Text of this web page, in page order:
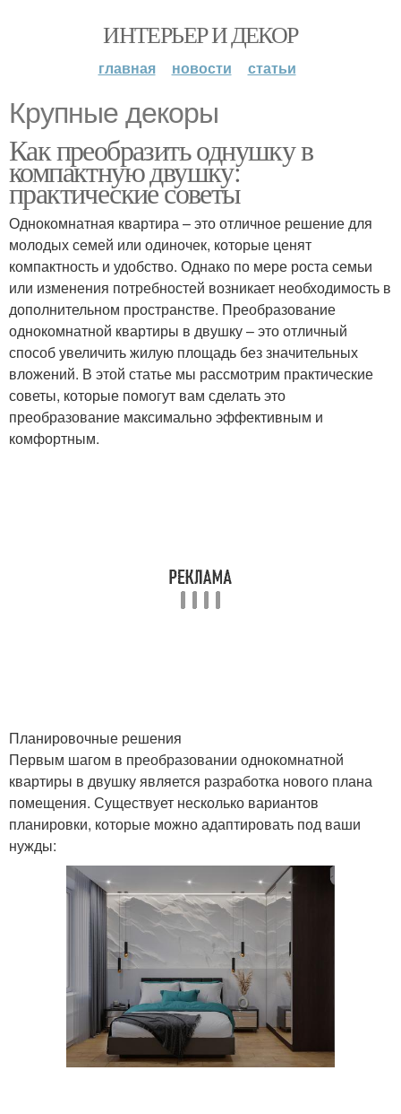
ИНТЕРЬЕР И ДЕКОР
главная новости статьи
Крупные декоры
Как преобразить однушку в
компактную двушку:
практические советы
Однокомнатная квартира – это отличное решение для
молодых семей или одиночек, которые ценят
компактность и удобство. Однако по мере роста семьи
или изменения потребностей возникает необходимость в
дополнительном пространстве. Преобразование
однокомнатной квартиры в двушку – это отличный
способ увеличить жилую площадь без значительных
вложений. В этой статье мы рассмотрим практические
советы, которые помогут вам сделать это
преобразование максимально эффективным и
комфортным.
Планировочные решения
Первым шагом в преобразовании однокомнатной
квартиры в двушку является разработка нового плана
помещения. Существует несколько вариантов
планировки, которые можно адаптировать под ваши
нужды: